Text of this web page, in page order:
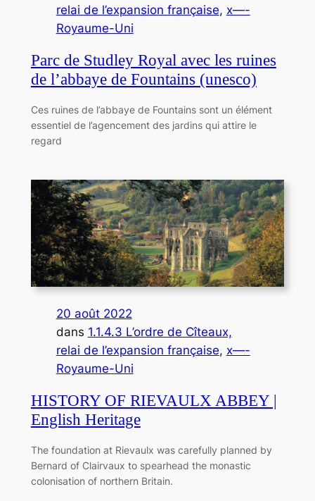
relai de l’expansion française, x—-
Royaume-Uni
Parc de Studley Royal avec les ruines
de l’abbaye de Fountains (unesco)
Ces ruines de l’abbaye de Fountains sont un élément
essentiel de l’agencement des jardins qui attire le
regard
20 août 2022
dans 1.1.4.3 L’ordre de Cîteaux,
relai de l’expansion française, x—-
Royaume-Uni
HISTORY OF RIEVAULX ABBEY |
English Heritage
The foundation at Rievaulx was carefully planned by
Bernard of Clairvaux to spearhead the monastic
colonisation of northern Britain.